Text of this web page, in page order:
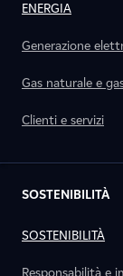
ENERGIA
Generazione
Gas naturale e
Clienti e servizi
SOSTENIBILITÀ
SOSTENIBILITÀ
Responsabilità e